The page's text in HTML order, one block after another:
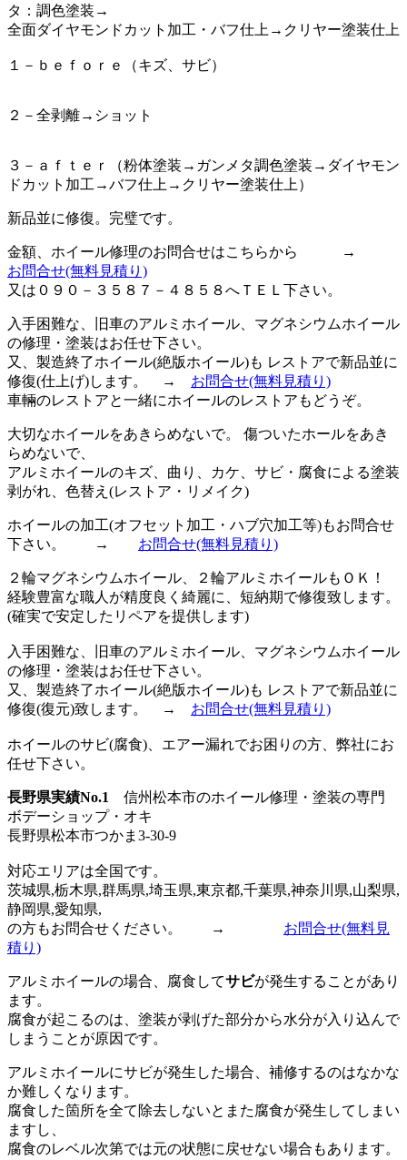
タ：調色塗装→
全面ダイヤモンドカット加工・バフ仕上→クリヤー塗装仕上
１－ｂｅｆｏｒｅ（キズ、サビ）
２－全剥離→ショット
３－ａｆｔｅｒ（粉体塗装→ガンメタ調色塗装→ダイヤモン
ドカット加工→バフ仕上→クリヤー塗装仕上）
新品並に修復。完璧です。
金額、ホイール修理のお問合せはこちらから →
お問合せ(無料見積り)
又は０９０－３５８７－４８５８へＴＥＬ下さい。
入手困難な、旧車のアルミホイール、マグネシウムホイール
の修理・塗装はお任せ下さい。
又、製造終了ホイール(絶版ホイール)も レストアで新品並に
修復(仕上げ)します。 → お問合せ(無料見積り)
車輛のレストアと一緒にホイールのレストアもどうぞ。
大切なホイールをあきらめないで。 傷ついたホールをあき
らめないで、
アルミホイールのキズ、曲り、カケ、サビ・腐食による塗装
剥がれ、色替え(レストア・リメイク)
ホイールの加工(オフセット加工・ハブ穴加工等)もお問合せ
下さい。 → お問合せ(無料見積り)
２輪マグネシウムホイール、２輪アルミホイールもＯＫ！
経験豊富な職人が精度良く綺麗に、短納期で修復致します。
(確実で安定したリペアを提供します)
入手困難な、旧車のアルミホイール、マグネシウムホイール
の修理・塗装はお任せ下さい。
又、製造終了ホイール(絶版ホイール)も レストアで新品並に
修復(復元)致します。
→ お問合せ(無料見積り)
ホイールのサビ(腐食)、エアー漏れでお困りの方、弊社にお
任せ下さい。
長野県実績No.1
信州松本市のホイール修理・塗装の専門
ボデーショップ・オキ
長野県松本市つかま3-30-9
対応エリアは全国です。
茨城県,栃木県,群馬県,埼玉県,東京都,千葉県,神奈川県,山梨県,
静岡県,愛知県,
の方もお問合せください。
→ お問合せ(無料見
積り)
アルミホイールの場合、腐食してサビが発生することがあり
ます。
腐食が起こるのは、塗装が剥げた部分から水分が入り込んで
しまうことが原因です。
アルミホイールにサビが発生した場合、補修するのはなかな
か難しくなります。
腐食した箇所を全て除去しないとまた腐食が発生してしまい
ますし、
腐食のレベル次第では元の状態に戻せない場合もあります。